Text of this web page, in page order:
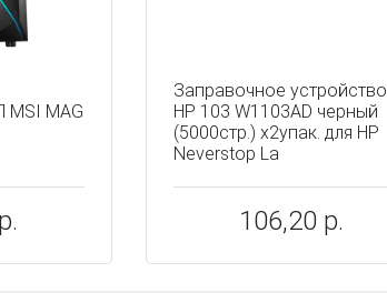
MSI MAG
Заправочное устройство
HP 103 W1103AD черный
(5000стр.) x2упак. для HP
Neverstop La
106,20 р.